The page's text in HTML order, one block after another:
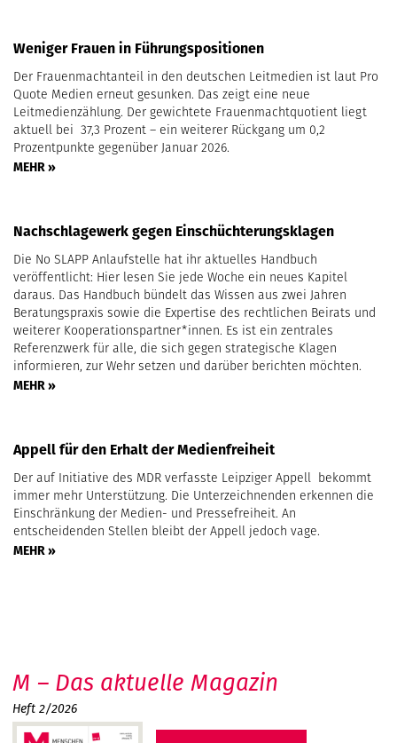
Weniger Frauen in Führungspositionen
Der Frauenmachtanteil in den deutschen Leitmedien ist laut Pro
Quote Medien erneut gesunken. Das zeigt eine neue
Leitmedienzählung. Der gewichtete Frauenmachtquotient liegt
aktuell bei 37,3 Prozent – ein weiterer Rückgang um 0,2
Prozentpunkte gegenüber Januar 2026.
MEHR »
Nachschlagewerk gegen Einschüchterungsklagen
Die No SLAPP Anlaufstelle hat ihr aktuelles Handbuch
veröffentlicht: Hier lesen Sie jede Woche ein neues Kapitel
daraus. Das Handbuch bündelt das Wissen aus zwei Jahren
Beratungspraxis sowie die Expertise des rechtlichen Beirats und
weiterer Kooperationspartner*innen. Es ist ein zentrales
Referenzwerk für alle, die sich gegen strategische Klagen
informieren, zur Wehr setzen und darüber berichten möchten.
MEHR »
Appell für den Erhalt der Medienfreiheit
Der auf Initiative des MDR verfasste Leipziger Appell bekommt
immer mehr Unterstützung. Die Unterzeichnenden erkennen die
Einschränkung der Medien- und Pressefreiheit. An
entscheidenden Stellen bleibt der Appell jedoch vage.
MEHR »
M – Das aktuelle Magazin
Heft 2/2026